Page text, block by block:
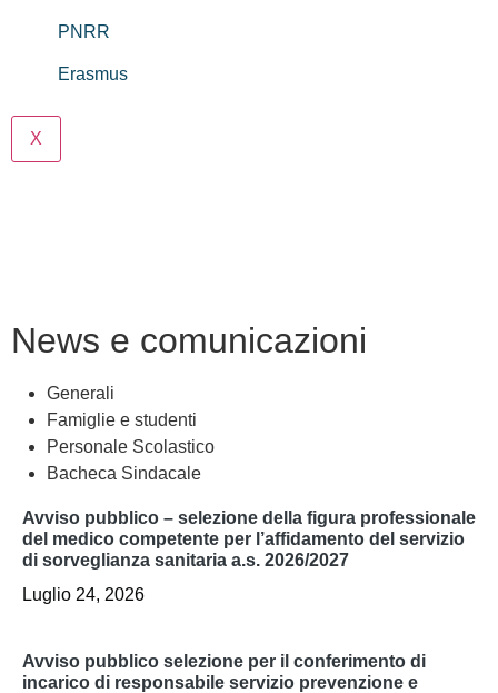
PNRR
Erasmus
X
News e comunicazioni
Generali
Famiglie e studenti
Personale Scolastico
Bacheca Sindacale
avviso pubblico – selezione della figura professionale
del medico competente per l’affidamento del servizio
di sorveglianza sanitaria a.s. 2026/2027
Luglio 24, 2026
avviso pubblico selezione per il conferimento di
incarico di responsabile servizio prevenzione e